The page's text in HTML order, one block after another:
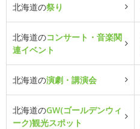
北海道の祭り
北海道のコンサート・音楽関
連イベント
北海道の演劇・講演会
北海道のGW(ゴールデンウィ
ーク)観光スポット